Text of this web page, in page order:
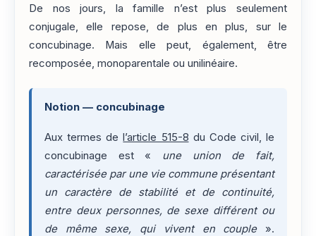
De nos jours, la famille n’est plus seulement
conjugale, elle repose, de plus en plus, sur le
concubinage. Mais elle peut, également, être
recomposée, monoparentale ou unilinéaire.
Notion — concubinage
Aux termes del’article 515-8 du Code civil, le
concubinage est « une union de fait,
caractérisée par une vie commune présentant
un caractère de stabilité et de continuité,
entre deux personnes, de sexe différent ou
de même sexe, qui vivent en couple».